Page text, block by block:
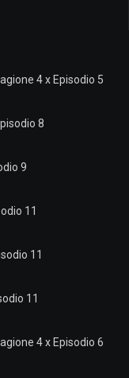
4 x Episodio 5
8
9
11
11
11
4 x Episodio 6